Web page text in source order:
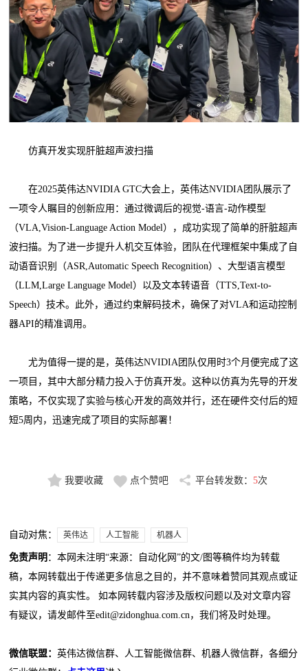
仿真开发实现肝脏超声波扫描
在2025英伟达NVIDIA GTC大会上，英伟达NVIDIA团队展示了
一项令人瞩目的创新应用：通过微调后的视觉-语言-动作模型
（VLA,Vision-Language Action Model），成功实现了简单的肝脏超声
波扫描。为了进一步提升人机交互体验，团队在代理框架中集成了自
动语音识别（ASR,Automatic Speech Recognition）、大型语言模型
（LLM,Large Language Model）以及文本转语音（TTS,Text-to-
Speech）技术。此外，通过约束解码技术，确保了对VLA和运动控制
器API的精准调用。
尤为值得一提的是，英伟达NVIDIA团队仅用时3个月便完成了这
一项目，其中大部分精力投入于仿真开发。这种以仿真为先导的开发
策略，不仅实现了实验与核心开发的高效并行，还在硬件交付后的短
短5周内，迅速完成了项目的实际部署！
我要收藏 点个赞吧 平台转发数： 5次
自动对焦： 英伟达 人工智能 机器人
免责声明 ：本网未注明“来源：自动化网”的文/图等稿件均为转载
稿，本网转载出于传递更多信息之目的，并不意味着赞同其观点或证
实其内容的真实性。 如本网转载内容涉及版权问题以及对文章内容
有疑议，请发邮件至edit@zidonghua.com.cn，我们将及时处理。
微信联盟：英伟达微信群、人工智能微信群、机器人微信群，各细分